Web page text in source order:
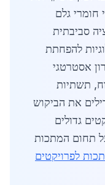
חומרי גלם
סביבתית
להפחתת
אסטרטגי
תשתיות
את הביקוש
גדולים
תחום המתכות
לפרויקטים